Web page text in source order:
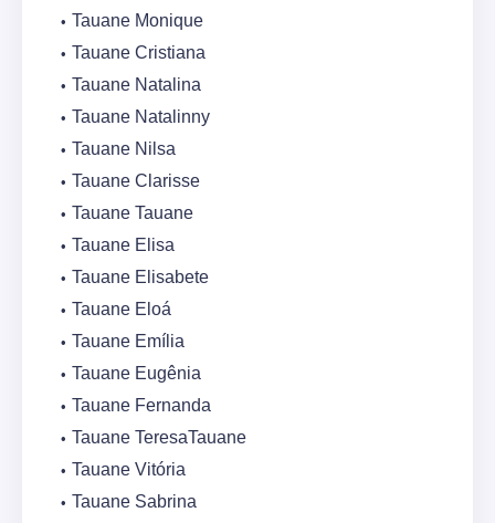
Tauane Monique
Tauane Cristiana
Tauane Natalina
Tauane Natalinny
Tauane Nilsa
Tauane Clarisse
Tauane Tauane
Tauane Elisa
Tauane Elisabete
Tauane Eloá
Tauane Emília
Tauane Eugênia
Tauane Fernanda
Tauane TeresaTauane
Tauane Vitória
Tauane Sabrina